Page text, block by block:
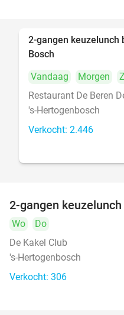
2-gangen keuzelunch
Bosch
Vandaag
Morgen
Restaurant De Beren
's-Hertogenbosch
Verkocht: 2.446
2-gangen keuzelunch
Wo
Do
De Kakel Club
's-Hertogenbosch
Verkocht: 306